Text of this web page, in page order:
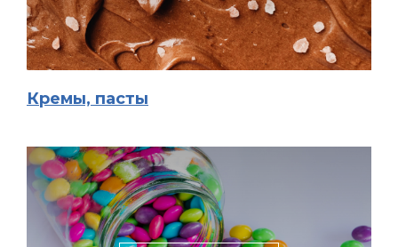
Кремы, пасты